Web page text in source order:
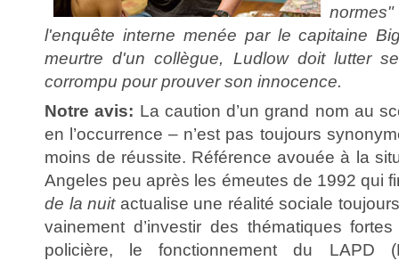
l'enquête interne menée par le capitaine
meurtre d'un collègue, Ludlow doit lutter
corrompu pour prouver son innocence.
Notre avis: La caution d’un grand nom au
en l’occurrence – n’est pas toujours
moins de réussite. Référence avouée à la
Angeles peu après les émeutes de 1992 qui
de la nuitactualise une réalité sociale
vainement d’investir des thématiques
policière, le fonctionnement du LAPD